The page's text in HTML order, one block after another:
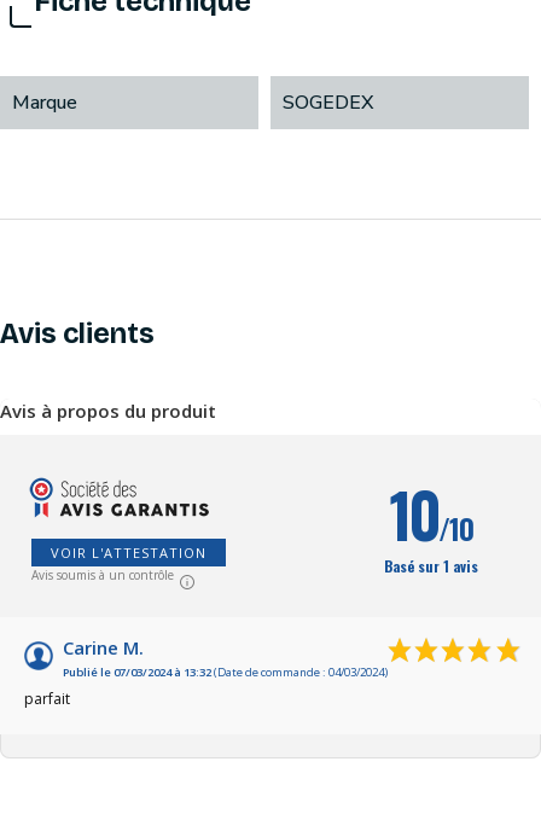
Marque SOGEDEX
Avis clients
Avis à propos du produit
VOIR L'ATTESTATION
Avis soumis à un contrôle
10/10
Basé sur 1 avis
Carine M.
Publié le 07/03/2024 à 13:32(Date de commande : 04/03/2024)
parfait